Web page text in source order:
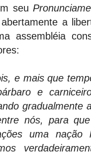
seu
a
assembléia
e mais que
e
gradualmente
nós, para
uma nação